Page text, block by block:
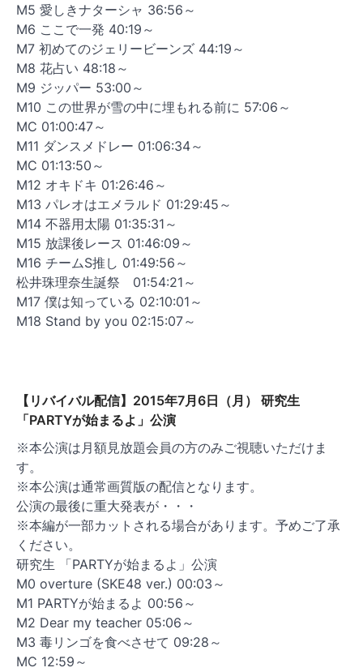
M5 愛しきナターシャ 36:56～
M6 ここで一発 40:19～
M7 初めてのジェリービーンズ 44:19～
M8 花占い 48:18～
M9 ジッパー 53:00～
M10 この世界が雪の中に埋もれる前に 57:06～
MC 01:00:47～
M11 ダンスメドレー 01:06:34～
MC 01:13:50～
M12 オキドキ 01:26:46～
M13 パレオはエメラルド 01:29:45～
M14 不器用太陽 01:35:31～
M15 放課後レース 01:46:09～
M16 チームS推し 01:49:56～
松井珠理奈生誕祭 01:54:21～
M17 僕は知っている 02:10:01～
M18 Stand by you 02:15:07～
【リバイバル配信】2015年7月6日（月） 研究生
「PARTYが始まるよ」公演
※本公演は月額見放題会員の方のみご視聴いただけま
す。
※本公演は通常画質版の配信となります。
公演の最後に重大発表が・・・
※本編が一部カットされる場合があります。予めご了承
ください。
研究生 「PARTYが始まるよ」公演
M0 overture (SKE48 ver.) 00:03～
M1 PARTYが始まるよ 00:56～
M2 Dear my teacher 05:06～
M3 毒リンゴを食べさせて 09:28～
MC 12:59～